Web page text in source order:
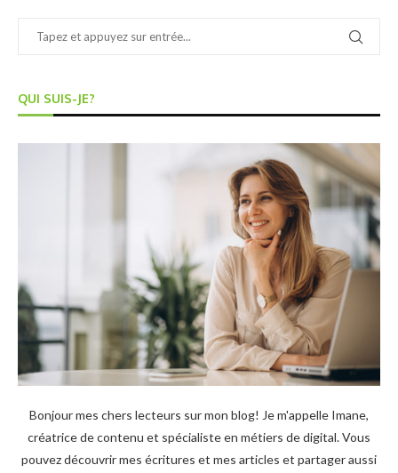
QUI SUIS-JE?
Bonjour mes chers lecteurs sur mon blog! Je m'appelle Imane,
créatrice de contenu et spécialiste en métiers de digital. Vous
pouvez découvrir mes écritures et mes articles et partager aussi